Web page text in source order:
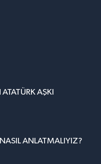
AŞKI
ANLATMALIYIZ?